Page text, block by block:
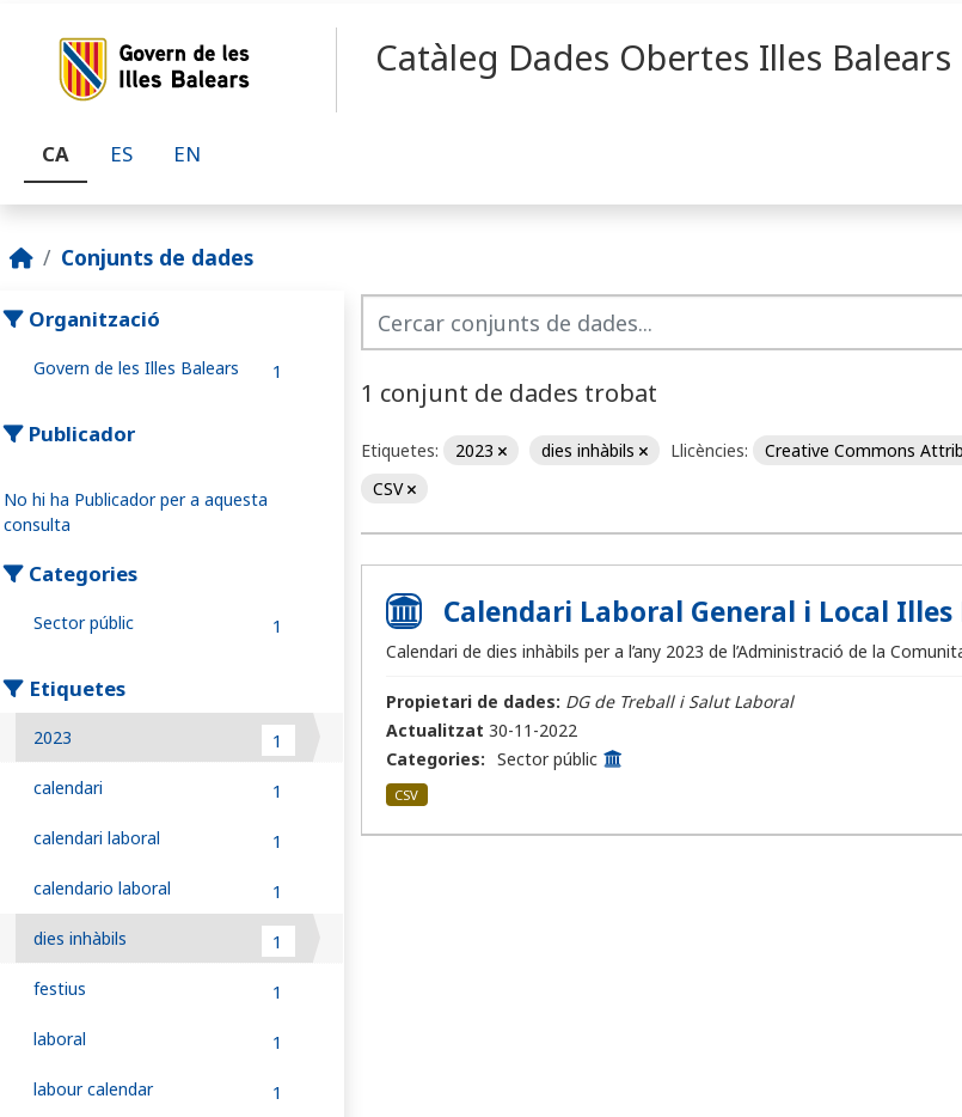
Catàleg Dades Obertes Illes Balears
CA ES EN
Conjunts de dades
Organització
Govern de les Illes Balears 1
Publicador
No hi ha Publicador per a aquesta
consulta
Categories
Sector públic 1
Etiquetes
2023 1
calendari 1
calendari laboral 1
calendario laboral 1
dies inhàbils 1
festius 1
laboral 1
labour calendar 1
1 conjunt de dades trobat
Etiquetes: 2023 dies inhàbils Llicències: Creative Commons
CSV
Calendari Laboral General i Local Illes
Calendari de dies inhàbils per a l’any 2023 de l’Administració de la
Propietari de dades: DG de Treball i Salut Laboral
Actualitzat 30-11-2022
Categories: Sector públic
CSV